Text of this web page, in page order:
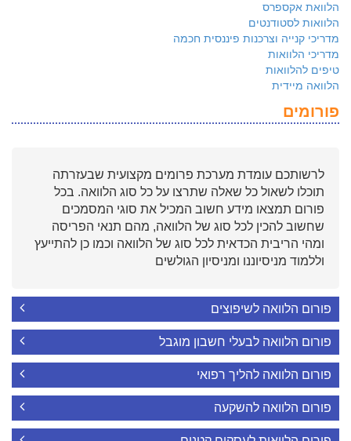
הלוואת אקספרס
הלוואות לסטודנטים
מדריכי קנייה וצרכנות פיננסית חכמה
מדריכי הלוואות
טיפים להלוואות
הלוואה מיידית
פורומים
לרשותכם עומדת מערכת פרומים מקצועית שבעזרתה
תוכלו לשאול כל שאלה שתרצו על כל סוג הלוואה. בכל
פורום תמצאו מידע חשוב המכיל את סוגי המסמכים
שחשוב להכין לכל סוג של הלוואה, מהם תנאי הפריסה
ומהי הריבית הכדאית לכל סוג של הלוואה וכמו כן להתייעץ
וללמוד מניסיוננו ומניסיון הגולשים
פורום הלוואה לשיפוצים
פורום הלוואה לבעלי חשבון מוגבל
פורום הלוואה להליך רפואי
פורום הלוואה להשקעה